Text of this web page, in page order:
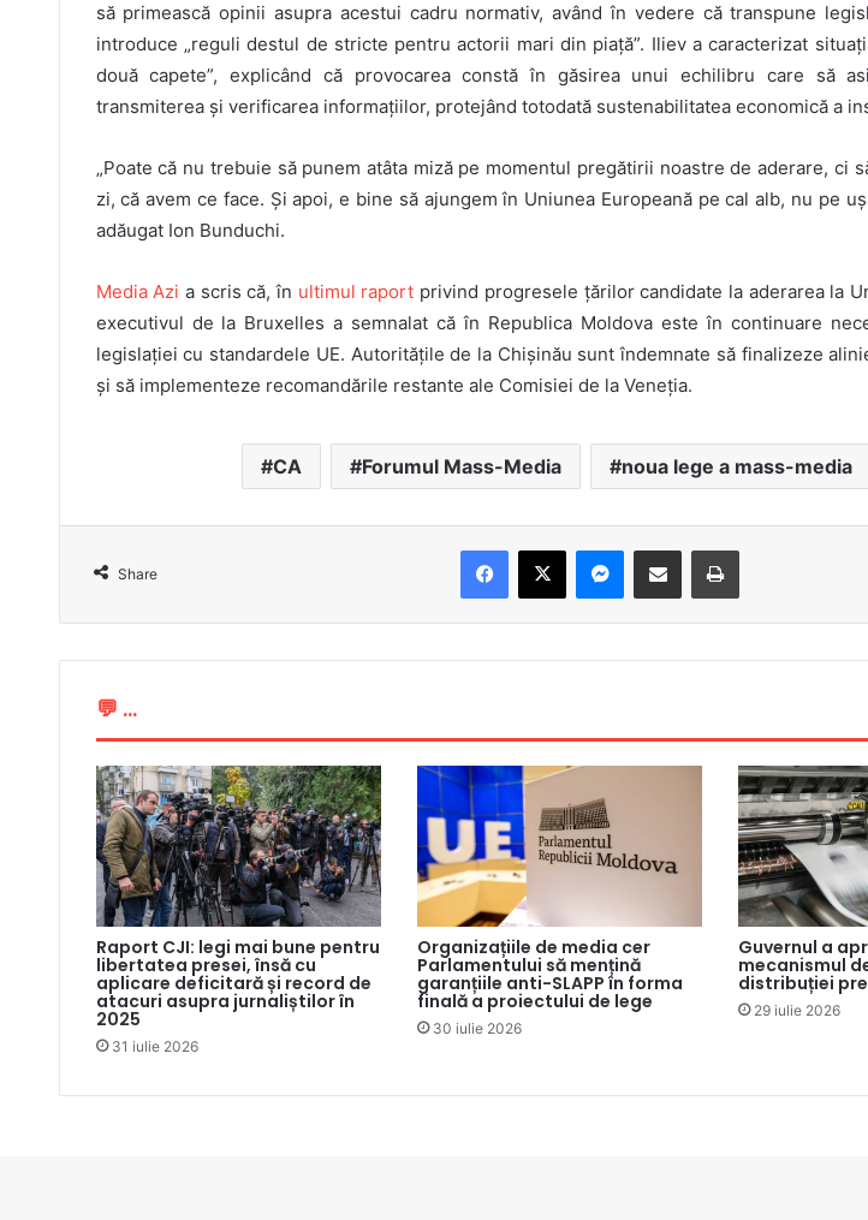
să primească opinii asupra acestui cadru normativ, având în vedere că transpune
introduce „reguli destul de stricte pentru actorii mari din piață”. Iliev a caracterizat
două capete”, explicând că provocarea constă în găsirea unui echilibru care să
transmiterea și verificarea informațiilor, protejând totodată sustenabilitatea economică a
„Poate că nu trebuie să punem atâta miză pe momentul pregătirii noastre de aderare, ci
zi, că avem ce face. Și apoi, e bine să ajungem în Uniunea Europeană pe cal alb, nu pe
adăugat Ion Bunduchi.
Media Azi a scris că, în ultimul raport privind progresele țărilor candidate la aderarea la
executivul de la Bruxelles a semnalat că în Republica Moldova este în continuare
legislației cu standardele UE. Autoritățile de la Chișinău sunt îndemnate să finalizeze
și să implementeze recomandările restante ale Comisiei de la Veneția.
CA Forumul Mass-Media noua lege a mass-media
Share
X
💬 ...
Raport CJI: legi mai bune pentru
libertatea presei, însă cu
aplicare deficitară și record de
atacuri asupra jurnaliștilor în
2025
31 iulie 2026
Organizațiile de media cer
Parlamentului să mențină
garanțiile anti-SLAPP în forma
finală a proiectului de lege
30 iulie 2026
Guvernul a
mecanismul
distribuției
29 iulie 2026